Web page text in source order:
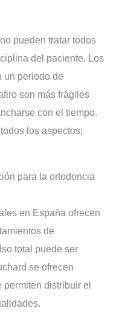
pueden tratar todos
del paciente. Los
un periodo de
son más frágiles
con el tiempo.
los aspectos;
para la ortodoncia
en España ofrecen
de
total puede ser
se ofrecen
distribuir el